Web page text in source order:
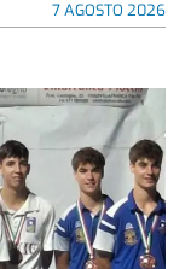
7 AGOSTO 2026